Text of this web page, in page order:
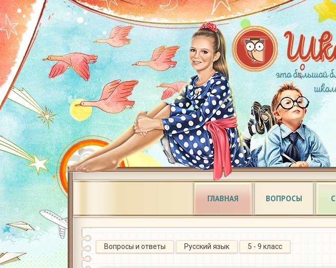
ГЛАВНАЯ ВОПРОСЫ
Вопросы и ответы Русский язык 5 - 9 класс